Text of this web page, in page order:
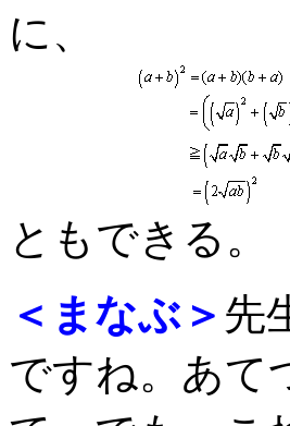
に、
ともできる。
＜まなぶ＞ 先
ですね。あて